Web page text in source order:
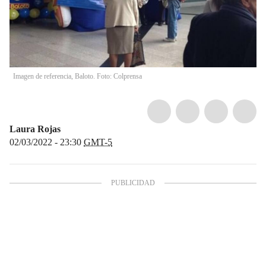
Imagen de referencia, Baloto. Foto: Colprensa
Laura Rojas
02/03/2022 - 23:30 GMT-5